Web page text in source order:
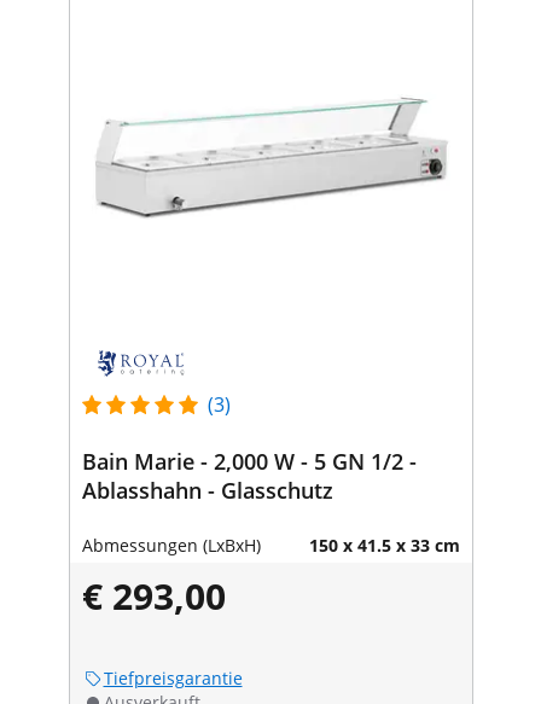
(3)
Bain Marie - 2,000 W - 5 GN 1/2 -
Ablasshahn - Glasschutz
Abmessungen (LxBxH) 150 x 41.5 x 33 cm
€ 293,00
Tiefpreisgarantie